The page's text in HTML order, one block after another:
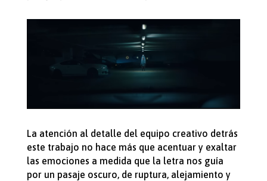
La atención al detalle del equipo creativo detrás
este trabajo no hace más que acentuar y exaltar
las emociones a medida que la letra nos guía
por un pasaje oscuro, de ruptura, alejamiento y